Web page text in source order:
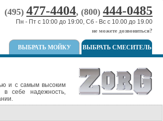
и с самым высоким
в себе надежность,
(495) 477-4404, (800) 444-0485
Пн - Пт с 10:00 до 19:00, Сб - Вс с 10.00 до 19.00
не можете дозвониться?
ВЫБРАТЬ СМЕСИТЕЛЬ
ВЫБРАТЬ МОЙКУ